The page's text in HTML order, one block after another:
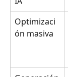
Optimizaci
ón masiva